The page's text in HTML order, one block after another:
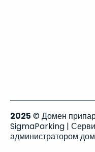
2025 © Домен
SigmaParking |
администратором